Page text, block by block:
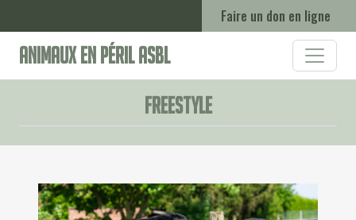
Faire un don en ligne
Animaux en Péril ASBL
Freestyle